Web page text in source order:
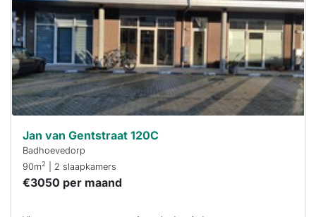
Deze woning
is
waarschijnlijk
al verhuurd
Om kans te
maken moet je
binnen 15
minuten
reageren.
Stekkies helpt
je hierbij!
Jan van Gentstraat 120C
Badhoevedorp
90m2 | 2 slaapkamers
€3050 per maand